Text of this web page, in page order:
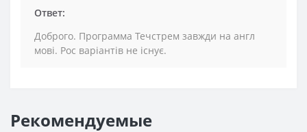
Ответ:
Доброго. Программа Течстрем завжди на англ
мові. Рос варіантів не існує.
Рекомендуемые